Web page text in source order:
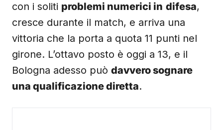
con i soliti problemi numerici in difesa,
cresce durante il match, e arriva una
vittoria che la porta a quota 11 punti nel
girone. L’ottavo posto è oggi a 13, e il
Bologna adesso può davvero sognare
una qualificazione diretta.